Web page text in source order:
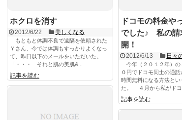
ホクロを消す
2012/6/22 美しくなる
もともと体調不良で遠隔を依頼された
Ｙさん、今では体調もすっかりよくなっ
て、昨日以下のメールをいただいた。
「・・・ それと肌の美肌&...
記事を読む
ドコモの料金や
でした♪ 私の請
開！
2012/6/13 日々
今年（２０１２年）の
０円でドコモ同士の通話
時間無料になる方法と
た。 ４月から私がドコ
記事を読む